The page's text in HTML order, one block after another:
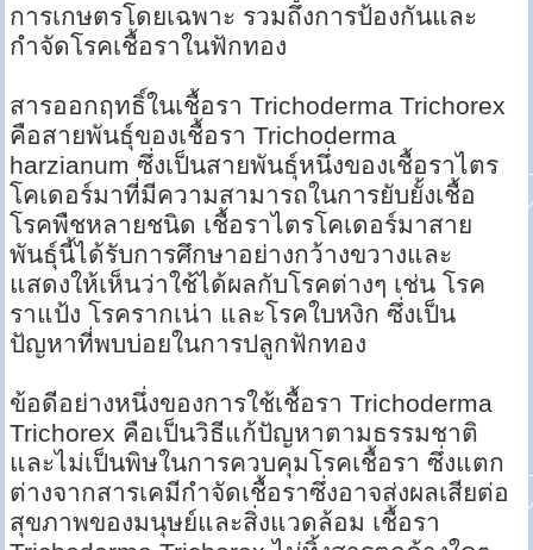
การเกษตรโดยเฉพาะ รวมถึงการป้องกันและ
กำจัดโรคเชื้อราในฟักทอง
สารออกฤทธิ์ในเชื้อรา Trichoderma Trichorex
คือสายพันธุ์ของเชื้อรา Trichoderma
harzianum ซึ่งเป็นสายพันธุ์หนึ่งของเชื้อราไตร
โคเดอร์มาที่มีความสามารถในการยับยั้งเชื้อ
โรคพืชหลายชนิด เชื้อราไตรโคเดอร์มาสาย
พันธุ์นี้ได้รับการศึกษาอย่างกว้างขวางและ
แสดงให้เห็นว่าใช้ได้ผลกับโรคต่างๆ เช่น โรค
ราแป้ง โรครากเน่า และโรคใบหงิก ซึ่งเป็น
ปัญหาที่พบบ่อยในการปลูกฟักทอง
ข้อดีอย่างหนึ่งของการใช้เชื้อรา Trichoderma
Trichorex คือเป็นวิธีแก้ปัญหาตามธรรมชาติ
และไม่เป็นพิษในการควบคุมโรคเชื้อรา ซึ่งแตก
ต่างจากสารเคมีกำจัดเชื้อราซึ่งอาจส่งผลเสียต่อ
สุขภาพของมนุษย์และสิ่งแวดล้อม เชื้อรา